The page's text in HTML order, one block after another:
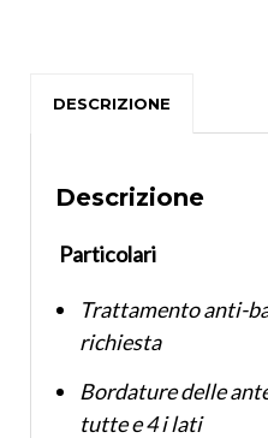
DESCRIZIONE
Descrizione
Particolari
Trattamento anti-
richiesta
Bordature delle
tutte e 4 i lati